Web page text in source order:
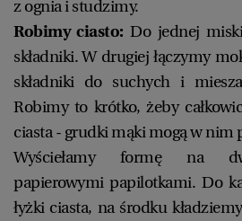
z ognia i studzimy.
Robimy ciasto:Do jednej
składniki. W drugiej łączymy
składniki do suchych i
Robimy to krótko, żeby
ciasta - grudki mąki mogą w nim
Wyściełamy formę na
papierowymi papilotkami. Do
łyżki ciasta, na środku